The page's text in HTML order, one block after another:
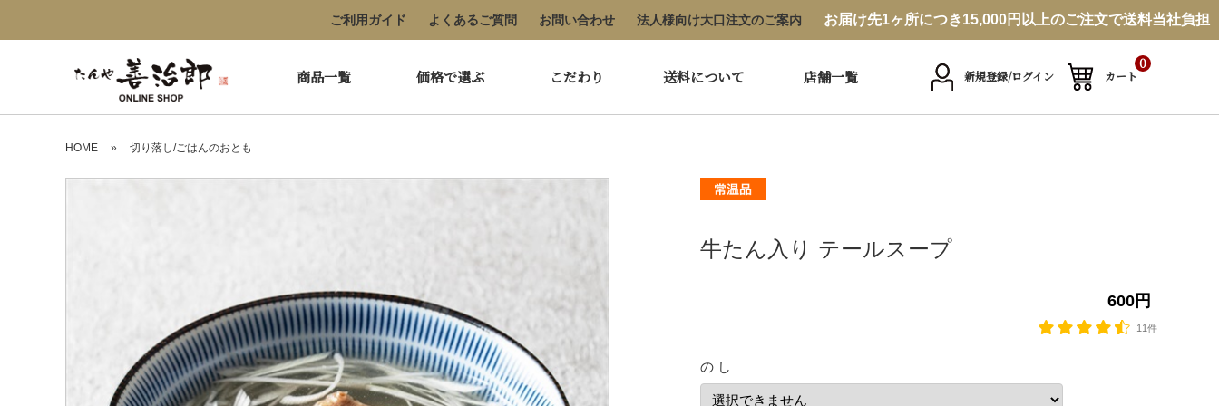
ご利用ガイド よくあるご質問 お問い合わせ 法人様向け大口注文のご案内 お届け先1ヶ所につき15,000円以上のご注文で送料当社負担
商品一覧 価格で選ぶ こだわり 送料について 店舗一覧 カート
0
新規登録/ログイン
HOME » 切り落し/ごはんのおとも
牛たん入り テールスープ
600円
11件
の し